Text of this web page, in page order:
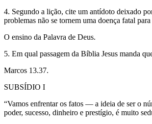
4. Segundo a lição, cite um antídoto deixado
problemas não se tornem uma doença fatal
O ensino da Palavra de Deus.
5. Em qual passagem da Bíblia Jesus manda
Marcos 13.37.
SUBSÍDIO I
“Vamos enfrentar os fatos — a ideia de ser o
poder, sucesso, dinheiro e prestígio, é muito